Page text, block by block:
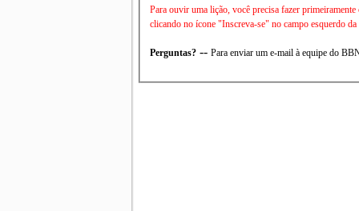
Para ouvir uma lição, você precisa fazer
clicando no ícone "Inscreva-se" no campo esquerdo da
Perguntas? -- Para enviar um e-mail à equipe do